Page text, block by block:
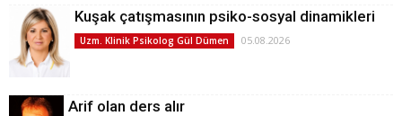
Kuşak çatışmasının psiko-sosyal dinamikleri
Uzm. Klinik Psikolog Gül Dümen 05.08.2026
Arif olan ders alır